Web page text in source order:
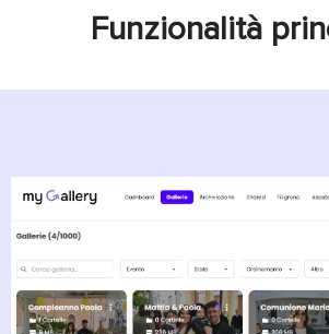
Funzionalità